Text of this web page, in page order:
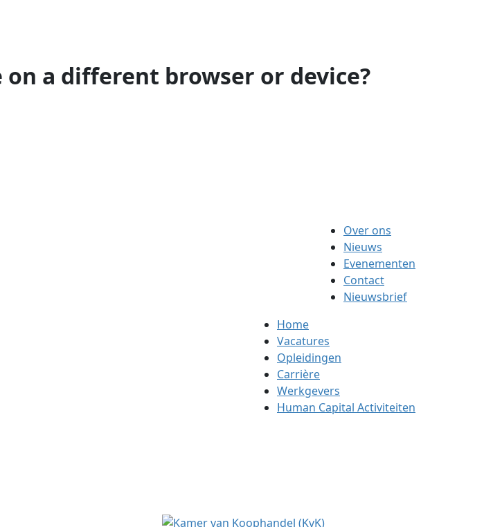
a different browser or device?
Over ons
Nieuws
Evenementen
Contact
Nieuwsbrief
Home
Vacatures
Opleidingen
Carrière
Werkgevers
Human Capital Activiteiten